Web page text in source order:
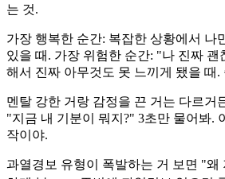
는 것.
가장 행복한 순간: 복잡한 상황에서 나
있을 때. 가장 위험한 순간: "나 진짜
해서 진짜 아무것도 못 느끼게 됐을 때.
멘탈 강한 거랑 감정을 끈 거는 다르거
"지금 내 기분이 뭐지?" 3초만 물어봐.
작이야.
과열경보 유형이 폭발하는 거 보면 "왜